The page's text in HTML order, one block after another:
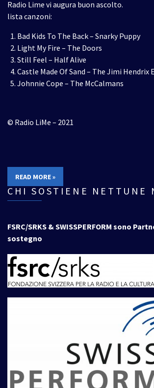
Radio Lime vi augura buon ascolto.
lista canzoni:
Bad Kids To The Back – Snarky Puppy
Light My Fire – The Doors
Still Feel – Half Alive
Castle Made Of Sand – The Jimi Hendrix
Johnnie Cope – The McCalmans
© Radio LiMe – 2021
READ MORE »
CHI SOSTIENE NETTUNE
FSRC/SRKS & SWISSPERFORM sono
sostegno